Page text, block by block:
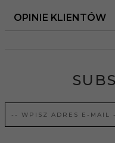
OPINIE KLIENTÓW